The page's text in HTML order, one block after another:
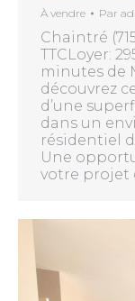
À vendre Par
Chaintré
TTCLoyer:
minutes de
découvrez
d’une
dans un
résidentiel
Une
votre projet